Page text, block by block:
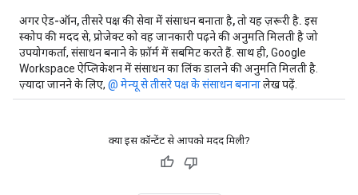
अगर ऐड-ऑन, तीसरे पक्ष की सेवा में संसाधन बनाता है, तो यह ज़रूरी है. इस
स्कोप की मदद से, प्रोजेक्ट को वह जानकारी पढ़ने की अनुमति मिलती है जो
उपयोगकर्ता, संसाधन बनाने के फ़ॉर्म में सबमिट करते हैं. साथ ही, Google
Workspace ऐप्लिकेशन में संसाधन का लिंक डालने की अनुमति मिलती है.
ज़्यादा जानने के लिए, @ मेन्यू से तीसरे पक्ष के संसाधन बनानालेख पढ़ें.
क्या इस कॉन्टेंट से आपको मदद मिली?